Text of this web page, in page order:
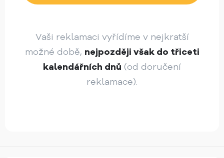
Vaši reklamaci vyřídíme v nejkratší
možné době, nejpozději však do třiceti
kalendářních dnů (od doručení
reklamace).